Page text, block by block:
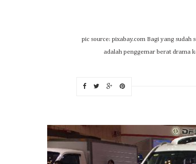
pic source: pixabay.com Bagi yang
adalah penggemar berat drama